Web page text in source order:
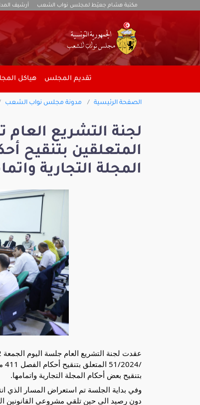
مكتبة هشام جعيّط لمجلس نواب الشعب أرشيف
تقديم المجلس هياكل
الصفحة الرئيسية مدونة مجلس نواب الشعب
لجنة التشريع
المجلة التجارية
بتنقيح بعض أحكام المجلة التجارية واتمامها.
دون رصيد الى حين تلقي مشروعي القانونين